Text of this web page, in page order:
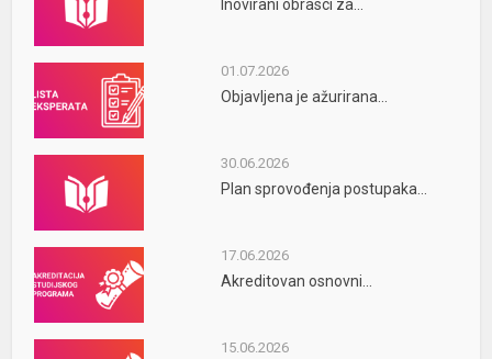
Inovirani obrasci za...
01.07.2026
Objavljena je ažurirana...
30.06.2026
Plan sprovođenja postupaka...
17.06.2026
Akreditovan osnovni...
15.06.2026